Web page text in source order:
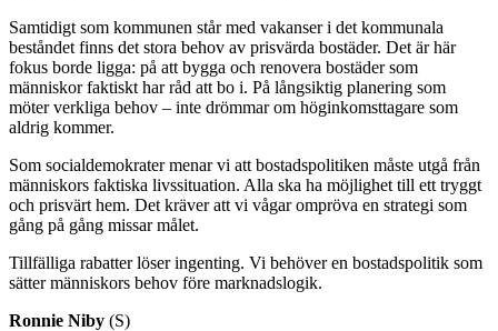
Samtidigt som kommunen står med vakanser i det kommunala
beståndet finns det stora behov av prisvärda bostäder. Det är här
fokus borde ligga: på att bygga och renovera bostäder som
människor faktiskt har råd att bo i. På långsiktig planering som
möter verkliga behov – inte drömmar om höginkomsttagare som
aldrig kommer.
Som socialdemokrater menar vi att bostadspolitiken måste utgå från
människors faktiska livssituation. Alla ska ha möjlighet till ett tryggt
och prisvärt hem. Det kräver att vi vågar ompröva en strategi som
gång på gång missar målet.
Tillfälliga rabatter löser ingenting. Vi behöver en bostadspolitik som
sätter människors behov före marknadslogik.
Ronnie Niby (S)